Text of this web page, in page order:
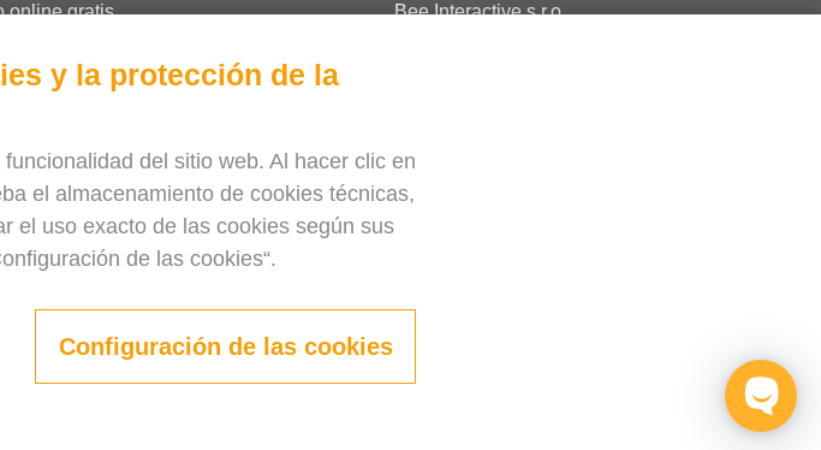
online gratis
escuelas
Bee Interactive s.r.o.
Responderemos sus dudas por WhatsApp
y la protección de la
del sitio web. Al hacer clic en
el almacenamiento de cookies técnicas,
el uso exacto de las cookies según sus
de las cookies“.
Configuración de las cookies